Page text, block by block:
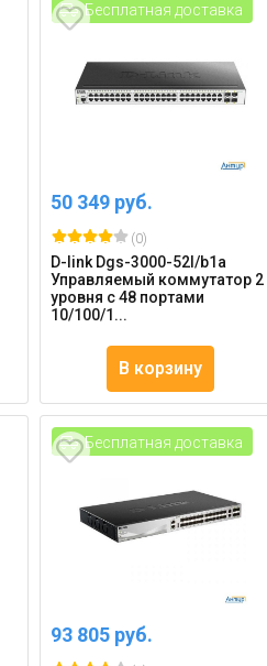
Бесплатная доставка
50 349 руб.
(0)
D-link Dgs-3000-52l/b1a
Управляемый коммутатор 2
уровня с 48 портами
10/100/1...
В корзину
Бесплатная доставка
93 805 руб.